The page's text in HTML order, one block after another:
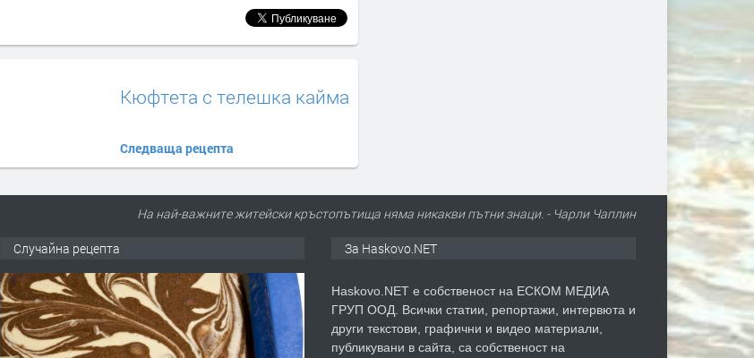
Кюфтета с телешка кайма
Следваща рецепта
На най-важните житейски кръстопътища няма никакви пътни знаци. - Чарли Чаплин
Случайна рецепта За Haskovo.NET
Haskovo.NET е собственост на ЕСКОМ МЕДИА
ГРУП ООД. Всички статии, репортажи, интервюта и
други текстови, графични и видео материали,
публикувани в сайта, са собственост на